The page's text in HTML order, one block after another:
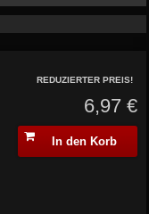
REDUZIERTER PREIS!
6,97 €
In den Korb